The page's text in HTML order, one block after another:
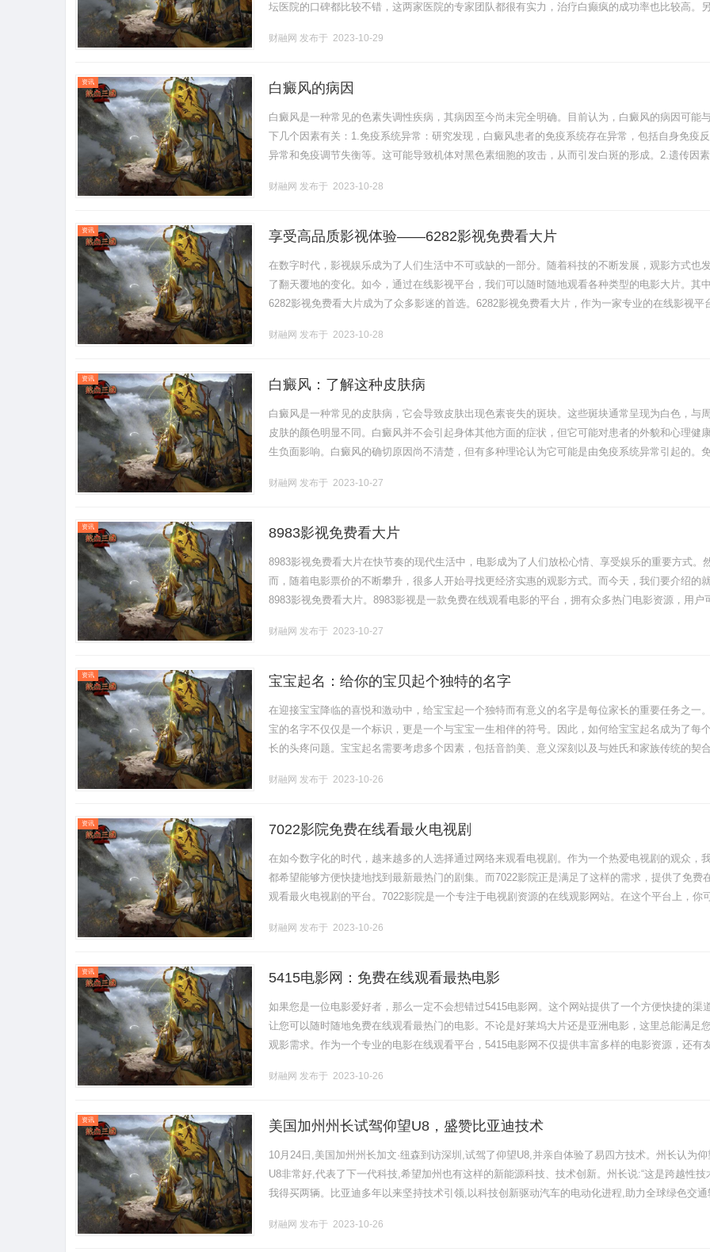
坛医院的口碑都比较不错，这两家医院的专家团队都很有实力，治疗白癫疯的成功率也比较高。另
中国医学科学.........
财融网 发布于 2023-10-29
资讯 白癜风的病因
白癜风是一种常见的色素失调性疾病，其病因至今尚未完全明确。目前认为，白癜风的病因可能
下几个因素有关：1.免疫系统异常：研究发现，白癜风患者的免疫系统存在异常，包括自身免疫
异常和免疫调节失衡等。这可能导致机体对黑色素细胞的攻击，从而引发白斑的形成。2.遗传因素
的基.........
财融网 发布于 2023-10-28
资讯 享受高品质影视体验——6282影视免费看大片
在数字时代，影视娱乐成为了人们生活中不可或缺的一部分。随着科技的不断发展，观影方式也
了翻天覆地的变化。如今，通过在线影视平台，我们可以随时随地观看各种类型的电影大片。其中
6282影视免费看大片成为了众多影迷的首选。6282影视免费看大片，作为一家专业的在线影视平
幻、.........
财融网 发布于 2023-10-28
资讯 白癜风：了解这种皮肤病
白癜风是一种常见的皮肤病，它会导致皮肤出现色素丧失的斑块。这些斑块通常呈现为白色，与
皮肤的颜色明显不同。白癜风并不会引起身体其他方面的症状，但它可能对患者的外貌和心理健
生负面影响。白癜风的确切原因尚不清楚，但有多种理论认为它可能是由免疫系统异常引起的。
用。白癜.........
财融网 发布于 2023-10-27
资讯 8983影视免费看大片
8983影视免费看大片在快节奏的现代生活中，电影成为了人们放松心情、享受娱乐的重要方式。
而，随着电影票价的不断攀升，很多人开始寻找更经济实惠的观影方式。而今天，我们要介绍的
8983影视免费看大片。8983影视是一款免费在线观看电影的平台，拥有众多热门电影资源，用户
爱.........
财融网 发布于 2023-10-27
资讯 宝宝起名：给你的宝贝起个独特的名字
在迎接宝宝降临的喜悦和激动中，给宝宝起一个独特而有意义的名字是每位家长的重要任务之一
宝的名字不仅仅是一个标识，更是一个与宝宝一生相伴的符号。因此，如何给宝宝起名成为了每
长的头疼问题。宝宝起名需要考虑多个因素，包括音韵美、意义深刻以及与姓氏和家族传统的契合
人容易记住.........
财融网 发布于 2023-10-26
资讯 7022影院免费在线看最火电视剧
在如今数字化的时代，越来越多的人选择通过网络来观看电视剧。作为一个热爱电视剧的观众，
都希望能够方便快捷地找到最新最热门的剧集。而7022影院正是满足了这样的需求，提供了免费
观看最火电视剧的平台。7022影院是一个专注于电视剧资源的在线观影网站。在这个平台上，你
能.........
财融网 发布于 2023-10-26
资讯 5415电影网：免费在线观看最热电影
如果您是一位电影爱好者，那么一定不会想错过5415电影网。这个网站提供了一个方便快捷的渠
让您可以随时随地免费在线观看最热门的电影。不论是好莱坞大片还是亚洲电影，这里总能满足
观影需求。作为一个专业的电影在线观看平台，5415电影网不仅提供丰富多样的电影资源，还有
您.........
财融网 发布于 2023-10-26
资讯 美国加州州长试驾仰望U8，盛赞比亚迪技术
10月24日,美国加州州长加文·纽森到访深圳,试驾了仰望U8,并亲自体验了易四方技术。州长认为仰
U8非常好,代表了下一代科技,希望加州也有这样的新能源科技、技术创新。州长说:“这是跨越性技
我得买两辆。比亚迪多年以来坚持技术引领,以科技创新驱动汽车的电动化进程,助力全球绿色交通
财融网 发布于 2023-10-26